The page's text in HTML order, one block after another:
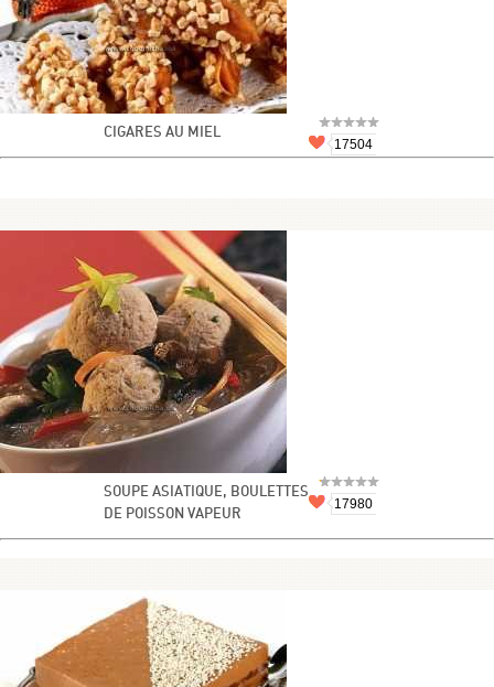
CIGARES AU MIEL
17504
SOUPE ASIATIQUE, BOULETTES
DE POISSON VAPEUR
17980